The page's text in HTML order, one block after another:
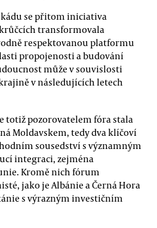
se přitom iniciativa
transformovala
respektovanou platformu
propojenosti a budování
může v souvislosti
v následujících letech
totiž pozorovatelem fóra stala
Moldavskem, tedy dva klíčoví
sousedství s významným
integraci, zejména
Kromě nich fórum
jako je Albánie a Černá Hora
s výrazným investičním